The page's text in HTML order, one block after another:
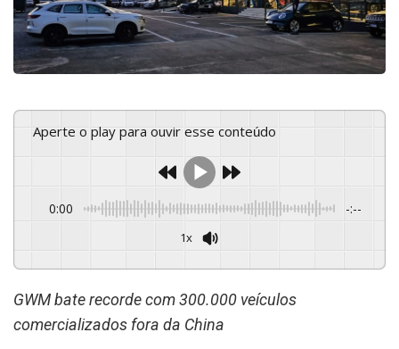
Aperte o play para ouvir esse conteúdo
0:00 -:--
1x
GSpeech
GWM bate recorde com 300.000 veículos
comercializados fora da China